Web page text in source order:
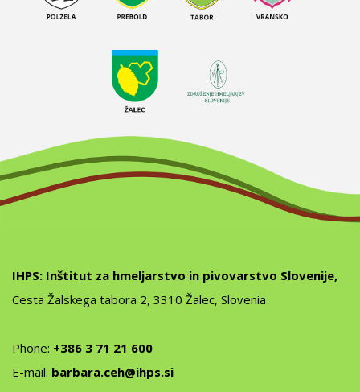
IHPS: Inštitut za hmeljarstvo in pivovarstvo Slovenije,
Cesta Žalskega tabora 2, 3310 Žalec, Slovenia
Phone: +386 3 71 21 600
E-mail: barbara.ceh@ihps.si